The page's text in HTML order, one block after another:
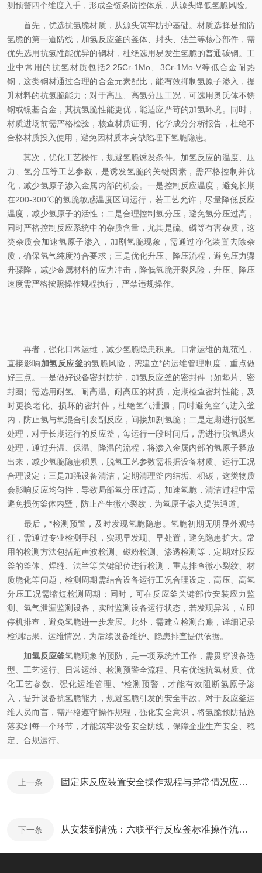
测预警四个维度入手，形成全链条防控体系，从源头降低氢脆风险。
首先，优选抗氢脆材质，从源头筑牢防护基础。材质选择是预防
氢脆的第一道防线，加氢反应釜的釜体、封头、法兰等核心部件，需
优先选用抗氢性能优异的钢材，杜绝选用易发生氢脆的普通碳钢。工
业中常用的抗氢材质包括2.25Cr-1Mo、3Cr-1Mo-V等低合金耐热
钢，这类钢材通过合理的合金元素配比，能有效抑制氢原子渗入，提
升材料的抗氢脆能力；对于高压、高氢分压工况，可选用奥氏体不锈
钢或镍基合金，其抗氢脆性能更优，能适应严苛的加氢环境。同时，
材质进场前需严格检验，核查材质证明、化学成分分析报告，杜绝不
合格材质投入使用，避免因材质本身缺陷埋下氢脆隐患。
其次，优化工艺操作，规避氢脆诱发条件。加氢反应的温度、压
力、氢分压等工艺参数，是诱发氢脆的关键因素，需严格控制并优
化，减少氢原子渗入金属内部的机会。一是控制反应温度，避免长期
在200-300℃的氢脆敏感温度区间运行，若工艺允许，尽量降低反应
温度，减少氢原子的活性；二是合理控制氢分压，避免氢分压过高，
同时严格控制反应系统中的杂质含量，尤其是硫、磷等有害杂质，这
类杂质会加速氢原子渗入，加剧氢脆现象，需通过净化装置去除杂
质，确保氢气纯度符合要求；三是优化升压、降压流程，避免压力骤
升骤降，减少金属材料的应力冲击，降低氢脆开裂风险，升压、降压
速度需严格按照操作规程执行，严禁违规操作。
再者，强化日常运维，减少氢脆隐患积累。日常运维的规范性，
直接影响加氢反应釜的氢脆风险，需建立*的运维管理制度，重点做
好三点。一是做好设备密封防护，加氢反应釜的密封件（如垫片、密
封圈）需选用耐氢、耐高温、耐高压的材质，定期检查密封性能，及
时更换老化、损坏的密封件，杜绝氢气泄漏，同时避免空气进入釜
内，防止氢与氧混合引发副反应，间接加剧氢脆；二是定期进行脱氢
处理，对于长期运行的反应釜，每运行一段时间后，需进行脱氢退火
处理，通过升温、保温、降温的流程，将渗入金属内部的氢原子释放
出来，减少氢脆隐患积累，脱氢工艺参数需根据设备材质、运行工况
合理设定；三是加强设备清洁，定期清理釜内结垢、积碳，这类物质
会影响反应均匀性，导致局部氢分压过高，加速氢脆，清洁过程中需
避免损伤釜体内壁，防止产生微小裂纹，为氢原子渗入提供通道。
最后，*检测预警，及时发现氢脆隐患。氢脆初期无明显外观特
征，需通过专业检测手段，实现早发现、早处置，避免隐患扩大。常
用的检测方法包括超声波检测、磁粉检测、渗透检测等，定期对反应
釜的釜体、焊缝、法兰等关键部位进行检测，重点排查微小裂纹、材
质脆化等问题，检测周期需结合设备运行工况合理设定，高压、高氢
分压工况需缩短检测周期；同时，可在反应釜关键部位安装应力监
测、氢气泄漏监测设备，实时监测设备运行状态，若发现异常，立即
停机排查，避免氢脆进一步发展。此外，需建立检测台账，详细记录
检测结果、运维情况，为后续设备维护、隐患排查提供依据。
加氢反应釜氢脆现象的预防，是一项系统性工作，需贯穿设备选
型、工艺运行、日常运维、检测预警全流程。只有优选抗氢材质、优
化工艺参数、强化运维管理、*检测预警，才能有效阻断氢原子渗
入，提升设备抗氢脆能力，规避氢脆引发的安全事故。对于反应釜运
维人员而言，需严格遵守操作规程，强化安全意识，将氢脆预防措施
落实到每一个环节，才能筑牢设备安全防线，保障企业生产安全、稳
定、合规运行。
上一条 固定床反应装置安全操作规程与异常情况应急处理指南
下一条 从安装到清洗：六联平行反应釜标准操作流程与安全注意事项